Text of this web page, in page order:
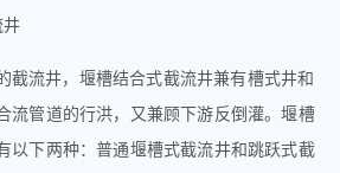
井
截流井，堰槽结合式截流井兼有槽式井和
流管道的行洪，又兼顾下游反倒灌。堰槽
以下两种：普通堰槽式截流井和跳跃式截